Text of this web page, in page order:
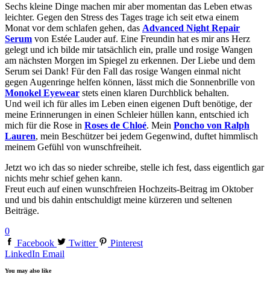
Sechs kleine Dinge machen mir aber momentan das Leben etwas
leichter. Gegen den Stress des Tages trage ich seit etwa einem
Monat vor dem schlafen gehen, das Advanced Night Repair
Serum von Estée Lauder auf. Eine Freundin hat es mir ans Herz
gelegt und ich bilde mir tatsächlich ein, pralle und rosige Wangen
am nächsten Morgen im Spiegel zu erkennen. Der Liebe und dem
Serum sei Dank! Für den Fall das rosige Wangen einmal nicht
gegen Augenringe helfen können, lässt mich die Sonnenbrille von
Monokel Eyewear stets einen klaren Durchblick behalten.
Und weil ich für alles im Leben einen eigenen Duft benötige, der
meine Erinnerungen in einen Schleier hüllen kann, entschied ich
mich für die Rose in Roses de Chloé. Mein Poncho von Ralph
Lauren, mein Beschützer bei jedem Gegenwind, duftet himmlisch
meinem Gefühl von wunschfreiheit.
Jetzt wo ich das so nieder schreibe, stelle ich fest, dass eigentlich gar
nichts mehr schief gehen kann.
Freut euch auf einen wunschfreien Hochzeits-Beitrag im Oktober
und und bis dahin entschuldigt meine kürzeren und seltenen
Beiträge.
0
Facebook
Twitter
Pinterest
LinkedIn Email
You may also like